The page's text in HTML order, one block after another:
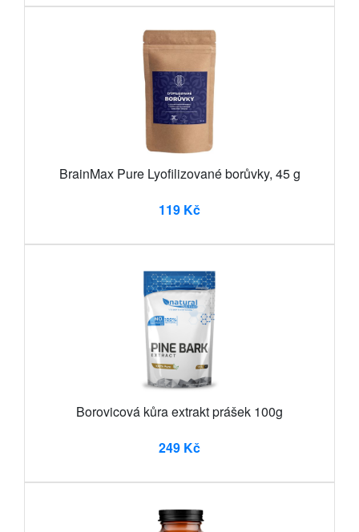
BrainMax Pure Lyofilizované borůvky, 45 g
119 Kč
Borovicová kůra extrakt prášek 100g
249 Kč